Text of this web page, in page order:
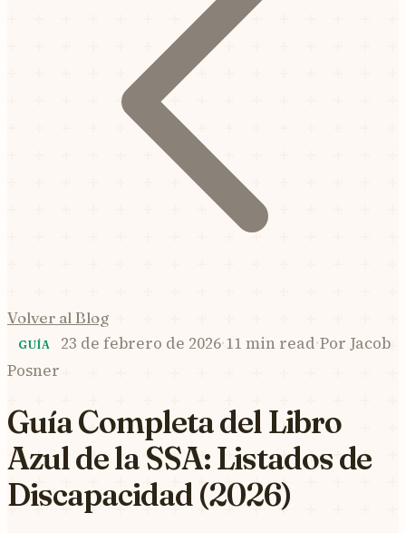
Volver al Blog
GUÍA 23 de febrero de 2026·11 min read·Por Jacob
Posner
Guía Completa del Libro
Azul de la SSA: Listados de
Discapacidad (2026)